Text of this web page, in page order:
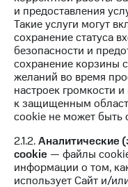
Поддержка
и подписки
МТС
Premium
Подписка
на гигабайты
интернета,
фильмы,
музыка
и многое
другое
подписки
и услуги,
доступ
к геолокации
Сертификаты
безопасности
Всё
под
рукой
в Мой МТС
Посмотрите,
и предоставления
Такие услуги могут
сохранение статуса
безопасности и
сохранение корзины
желаний во время
настроек громкости
к защищенным
cookie не может быть
2.1.2.Аналитические
cookie — файлы
информации о том,
использует Сайт и/